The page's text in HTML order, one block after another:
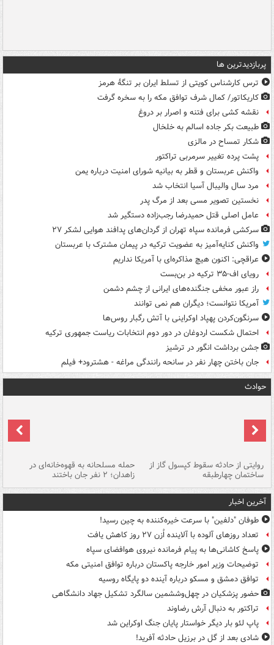
پربازدیدترین ها
ترس کارشناس کویتی از تسلط ایران بر تنگۀ هرمز
کاریکاتور/ کمال شرف توافق مکه را به سخره گرفت
نقشه کشی برای فتنه و اصرار بر دروغ
طبیعت بکر جاده اسالم به خلخال
شکار تمساح در مالزی
پشت پرده تغییر سرمربی تراکتور
واکنش عربستان و قطر به بیانیه شورای امنیت درباره یمن
مرد سال والیبال آسیا انتخاب شد
نخستین تصویر مسی بعد از مرگ پدر
عامل اصلی قتل حمیدرضا رجب‌زاده دستگیر شد
سرکشی فرمانده سپاه تهران از گردان‌های پدافند هوایی لشکر ۲۷
واکنش کنایه‌آمیز به عضویت ترکیه در پیمان مشترک با عربستان
عراقچی: اکنون هیچ مذاکره‌ای با آمریکا نداریم
رویای اف-۳۵ ترکیه در بن‌بست
راز عبور مخفی جنگنده‌های ایرانی از چشم دشمن
آمریکا نتوانست؛ دیگران هم نمی توانند
سرنگون‌کردن پهپاد اوکراینی با آتش رگبار روس‌ها
احتمال شکست اردوغان در دور دوم انتخابات ریاست جمهوری ترکیه
جشن برداشت انگور در ترشیز
جان باختن چهار نفر در سانحه رانندگی مراغه - هشترود+ فیلم
حوادث
روایتی از حادثه سقوط کپسول گاز از
ساختمان چهارطبقه
حمله مسلحانه به قهوه‌خانه‌ای در
زاهدان؛ ۲ نفر جان باختند
آخرین اخبار
طوفان "دلفین" با سرعت خیره‌کننده به چین رسید!
تعداد روزهای آلوده با آلاینده اُزن ۲۷ روز کاهش یافت
پاسخ کاشانی‌ها به پیام فرمانده نیروی هوافضای سپاه
توضیحات وزیر امور خارجه پاکستان درباره توافق امنیتی مکه
توافق دمشق و مسکو درباره آینده دو پایگاه روسیه
حضور پزشکیان در چهل‌وششمین سالگرد تشکیل جهاد دانشگاهی
تراکتور به دنبال آرش رضاوند
پاپ لئو بار دیگر خواستار پایان جنگ اوکراین شد
شادی بعد از گل در برزیل حادثه آفرید!